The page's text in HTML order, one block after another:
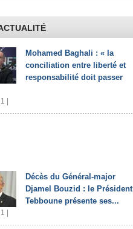
Mohamed Baghali : « la
conciliation entre liberté et
responsabilité doit passer
|
Décès du Général-major
Djamel Bouzid : le Président
Tebboune présente ses...
|